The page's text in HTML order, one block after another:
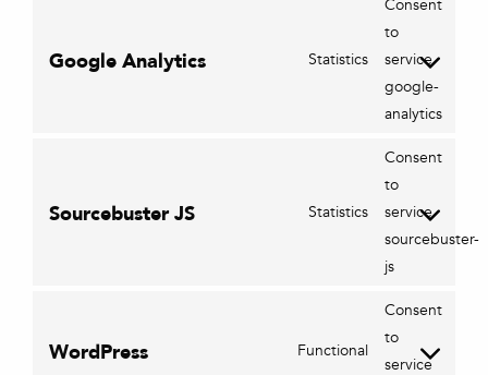
Google Analytics Statistics
Consent
to
service
google-
analytics
Sourcebuster JS Statistics
Consent
to
service
sourcebuster-
js
WordPress Functional
Consent
to
service